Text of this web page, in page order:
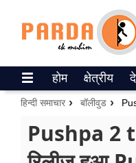
ePaper
वेब स्टोरीज
उत्तर प्रदेश
होम क्षेत्रीय
हिन्दी समाचार बॉलीवुड
Pushpa 2